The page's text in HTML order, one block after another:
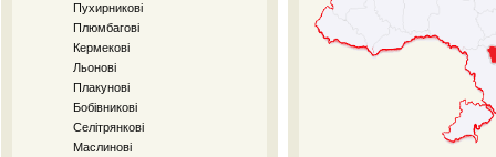
Пухирникові
Плюмбагові
Кермекові
Льонові
Плакунові
Бобівникові
Селітрянкові
Маслинові